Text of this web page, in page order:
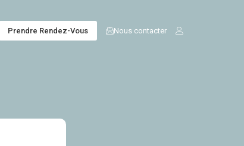
Prendre Rendez-Vous Nous contacter